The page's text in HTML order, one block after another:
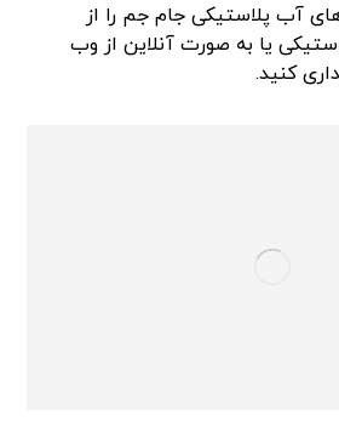
آب پلاستیکی جام جم را از
یا به صورت آنلاین از وب
کنید.